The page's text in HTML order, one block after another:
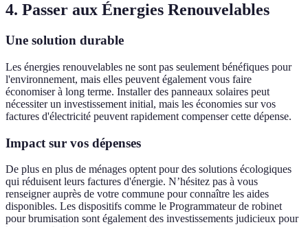
4. Passer aux Énergies Renouvelables
Une solution durable
Les énergies renouvelables ne sont pas seulement bénéfiques pour
l'environnement, mais elles peuvent également vous faire
économiser à long terme. Installer des panneaux solaires peut
nécessiter un investissement initial, mais les économies sur vos
factures d'électricité peuvent rapidement compenser cette dépense.
Impact sur vos dépenses
De plus en plus de ménages optent pour des solutions écologiques
qui réduisent leurs factures d'énergie. N’hésitez pas à vous
renseigner auprès de votre commune pour connaître les aides
disponibles. Les dispositifs comme le Programmateur de robinet
pour brumisation sont également des investissements judicieux pour